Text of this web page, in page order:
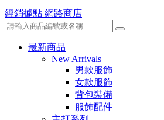
經銷據點 網路商店
最新商品
New Arrivals
男款服飾
女款服飾
背包裝備
服飾配件